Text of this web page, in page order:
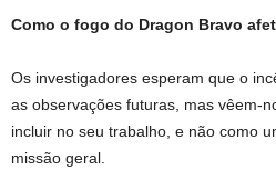
Como o fogo do Dragon Bravo
Os investigadores esperam que o
as observações futuras, mas vêem-
incluir no seu trabalho, e não como
missão geral.